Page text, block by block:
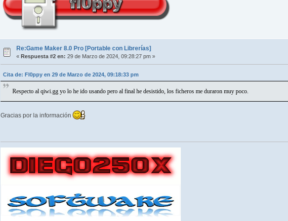
Re:Game Maker 8.0 Pro [Portable con Librerías]
« Respuesta #2 en: 29 de Marzo de 2024, 09:28:27 pm »
Cita de: Fl0ppy en 29 de Marzo de 2024, 09:18:33 pm
Respecto al qiwi.gg yo lo he ido usando pero al final he desistido, los ficheros me duraron muy poco.
Gracias por la información